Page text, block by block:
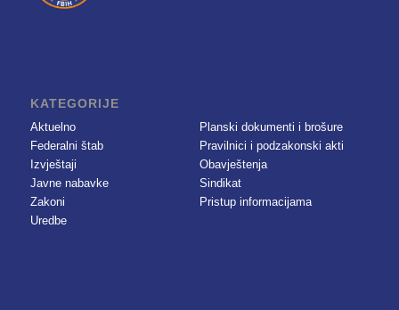
KATEGORIJE
Aktuelno
Federalni štab
Izvještaji
Javne nabavke
Zakoni
Uredbe
Planski dokumenti i brošure
Pravilnici i podzakonski akti
Obavještenja
Sindikat
Pristup informacijama